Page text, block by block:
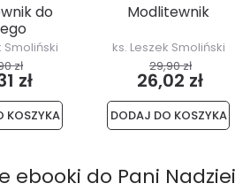
do
Smoliński
zł
zł
KOSZYKA
Modlitewnik
ks. Leszek Smoliński
29,90 zł
26,02 zł
DODAJ DO KOSZYKA
ebooki do Pani Nadziei